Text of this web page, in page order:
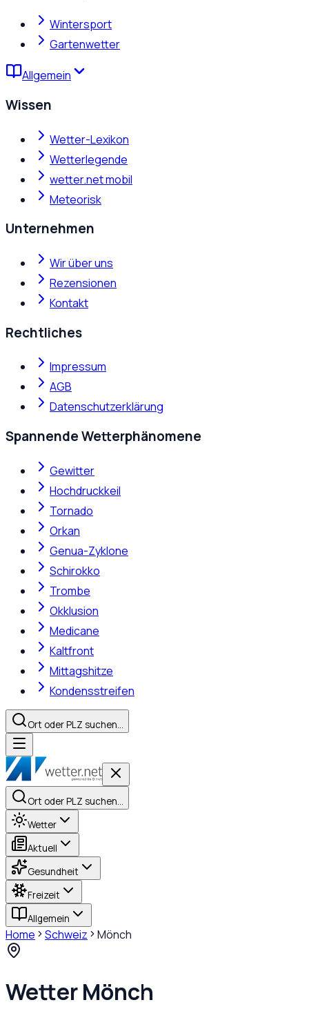
Wintersport
Gartenwetter
Allgemein
Wissen
Wetter-Lexikon
Wetterlegende
wetter.net mobil
Meteorisk
Unternehmen
Wir über uns
Rezensionen
Kontakt
Rechtliches
Impressum
AGB
Datenschutzerklärung
Spannende Wetterphänomene
Gewitter
Hochdruckkeil
Tornado
Orkan
Genua-Zyklone
Schirokko
Trombe
Okklusion
Medicane
Kaltfront
Mittagshitze
Kondensstreifen
Ort oder PLZ suchen…
Ort oder PLZ suchen…
Wetter
Aktuell
Gesundheit
Freizeit
Allgemein
Home Schweiz Mönch
WetterMönch